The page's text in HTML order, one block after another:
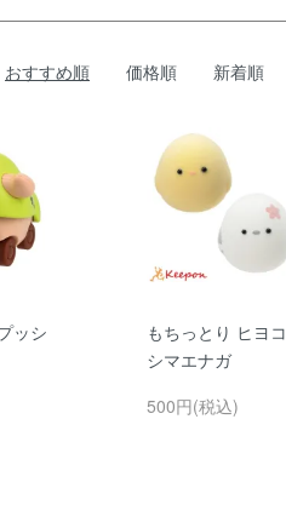
おすすめ順 価格順 新着順
ッシ
もちっとり ヒヨコ
シマエナガ
500円(税込)